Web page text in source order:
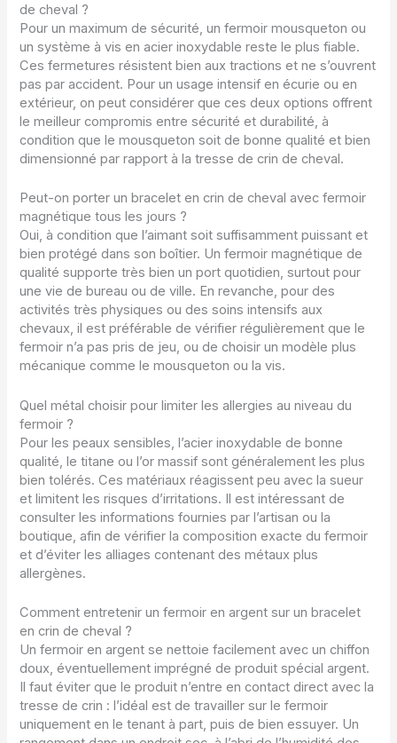
de cheval ?
Pour un maximum de sécurité, un fermoir mousqueton ou
un système à vis en acier inoxydable reste le plus fiable.
Ces fermetures résistent bien aux tractions et ne s’ouvrent
pas par accident. Pour un usage intensif en écurie ou en
extérieur, on peut considérer que ces deux options offrent
le meilleur compromis entre sécurité et durabilité, à
condition que le mousqueton soit de bonne qualité et bien
dimensionné par rapport à la tresse de crin de cheval.
Peut-on porter un bracelet en crin de cheval avec fermoir
magnétique tous les jours ?
Oui, à condition que l’aimant soit suffisamment puissant et
bien protégé dans son boîtier. Un fermoir magnétique de
qualité supporte très bien un port quotidien, surtout pour
une vie de bureau ou de ville. En revanche, pour des
activités très physiques ou des soins intensifs aux
chevaux, il est préférable de vérifier régulièrement que le
fermoir n’a pas pris de jeu, ou de choisir un modèle plus
mécanique comme le mousqueton ou la vis.
Quel métal choisir pour limiter les allergies au niveau du
fermoir ?
Pour les peaux sensibles, l’acier inoxydable de bonne
qualité, le titane ou l’or massif sont généralement les plus
bien tolérés. Ces matériaux réagissent peu avec la sueur
et limitent les risques d’irritations. Il est intéressant de
consulter les informations fournies par l’artisan ou la
boutique, afin de vérifier la composition exacte du fermoir
et d’éviter les alliages contenant des métaux plus
allergènes.
Comment entretenir un fermoir en argent sur un bracelet
en crin de cheval ?
Un fermoir en argent se nettoie facilement avec un chiffon
doux, éventuellement imprégné de produit spécial argent.
Il faut éviter que le produit n’entre en contact direct avec la
tresse de crin : l’idéal est de travailler sur le fermoir
uniquement en le tenant à part, puis de bien essuyer. Un